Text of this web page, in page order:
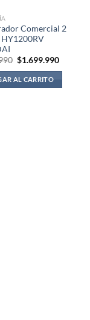
Comercial 2
HY1200RV
El
original
era:
$2.099.990.
$1.699.990El
AL CARRITO